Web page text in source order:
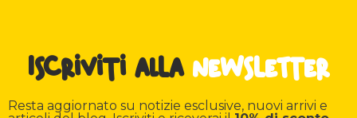
Iscriviti alla newsletter
Resta aggiornato su notizie esclusive, nuovi arrivi e